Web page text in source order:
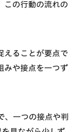
この行動の流れの
えることが要点で
みや接点を一つず
、一つの接点や判